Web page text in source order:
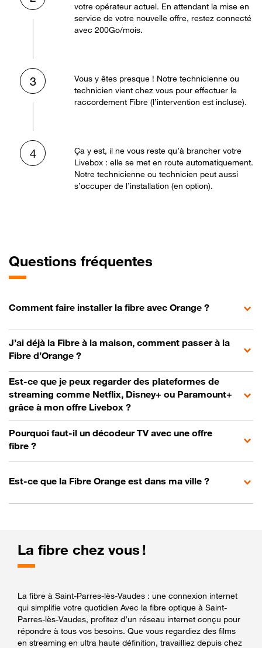
votre opérateur actuel. En attendant la mise en
service de votre nouvelle offre, restez connecté
avec 200Go/mois.
3
Vous y êtes presque ! Notre technicienne ou
technicien vient chez vous pour effectuer le
raccordement Fibre (l’intervention est incluse).
4
Ça y est, il ne vous reste qu’à brancher votre
Livebox : elle se met en route automatiquement.
Notre technicienne ou technicien peut aussi
s’occuper de l’installation (en option).
Questions fréquentes
Comment faire installer la fibre avec Orange ?
J’ai déjà la Fibre à la maison, comment passer à la
Fibre d’Orange ?
Est-ce que je peux regarder des plateformes de
streaming comme Netflix, Disney+ ou Paramount+
grâce à mon offre Livebox ?
Pourquoi faut-il un décodeur TV avec une offre
fibre ?
Est-ce que la Fibre Orange est dans ma ville ?
La fibre chez vous !
La fibre à Saint-Parres-lès-Vaudes : une connexion internet
qui simplifie votre quotidien Avec la fibre optique à Saint-
Parres-lès-Vaudes, profitez d’un réseau internet conçu pour
répondre à tous vos besoins. Que vous regardiez des films
en streaming en ultra haute définition, travailliez depuis chez